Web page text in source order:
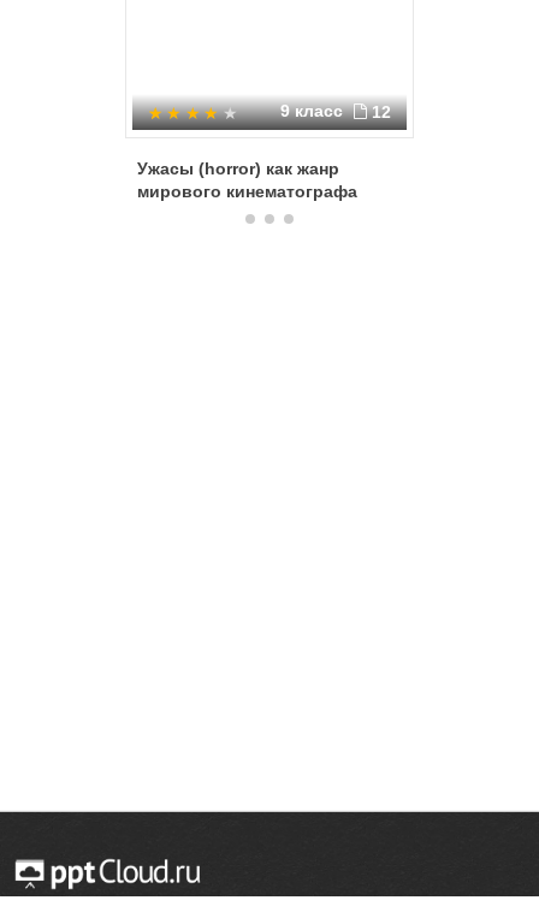
9 класс 12
Ужасы (horror) как жанр
мирового кинематографа